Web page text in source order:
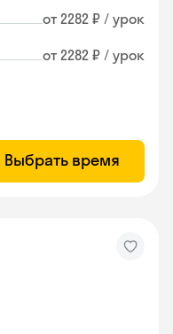
от 2282 ₽ / урок
от 2282 ₽ / урок
Выбрать время